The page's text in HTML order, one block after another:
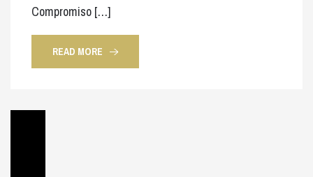
Compromiso […]
READ MORE